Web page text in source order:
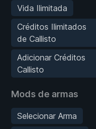
Vida Ilimitada
Créditos Ilimitados
de Callisto
Adicionar Créditos
Callisto
Mods de armas
Selecionar Arma